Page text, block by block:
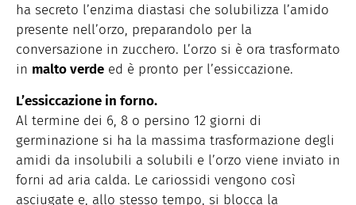
ha secreto l’enzima diastasi che solubilizza l’amido
presente nell’orzo, preparandolo per la
conversazione in zucchero. L’orzo si è ora trasformato
in malto verde ed è pronto per l’essiccazione.
L’essiccazione in forno.
Al termine dei 6, 8 o persino 12 giorni di
germinazione si ha la massima trasformazione degli
amidi da insolubili a solubili e l’orzo viene inviato in
forni ad aria calda. Le cariossidi vengono così
asciugate e, allo stesso tempo, si blocca la